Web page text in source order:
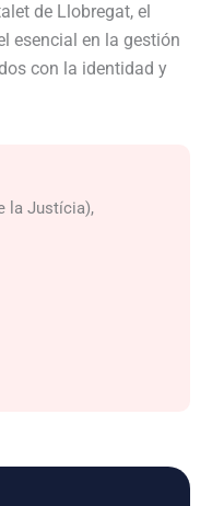
de Llobregat, el
esencial en la gestión
con la identidad y
la Justícia),